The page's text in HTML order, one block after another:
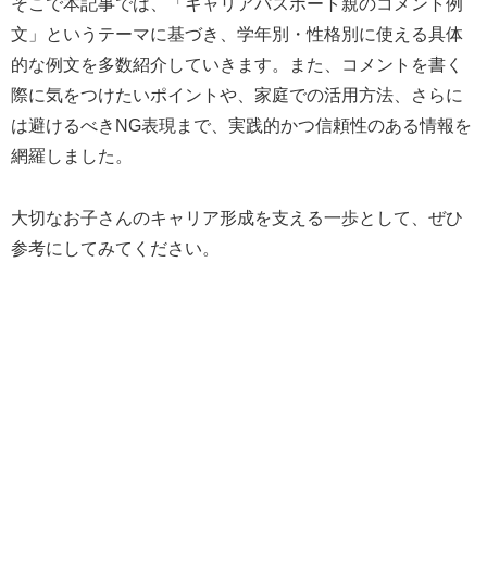
そこで本記事では、「キャリアパスポート親のコメント例
文」というテーマに基づき、学年別・性格別に使える具体
的な例文を多数紹介していきます。また、コメントを書く
際に気をつけたいポイントや、家庭での活用方法、さらに
は避けるべきNG表現まで、実践的かつ信頼性のある情報を
網羅しました。
大切なお子さんのキャリア形成を支える一歩として、ぜひ
参考にしてみてください。